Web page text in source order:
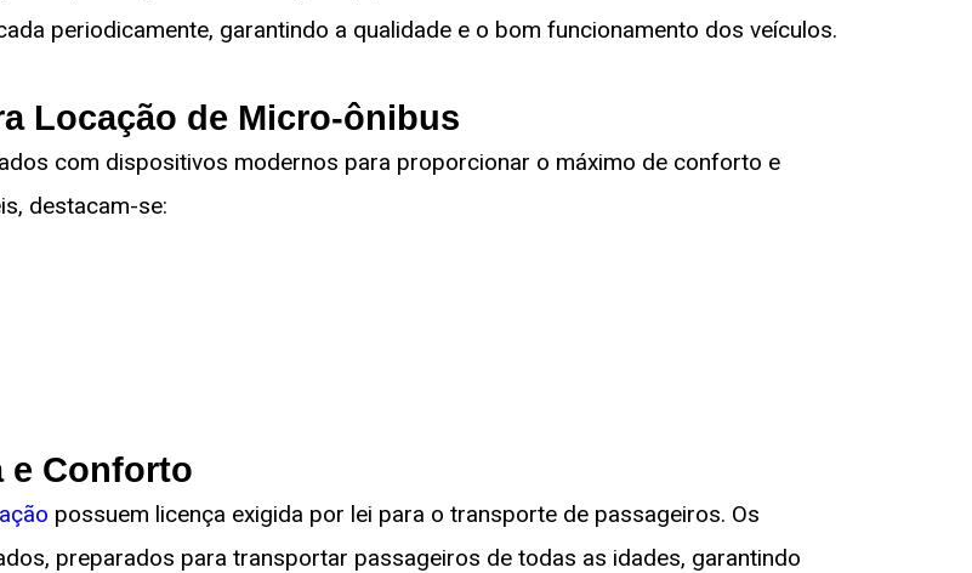
periodicamente, garantindo a qualidade e o bom funcionamento dos veículos.
Locação de Micro-ônibus
com dispositivos modernos para proporcionar o máximo de conforto e
destacam-se:
e Conforto
possuem licença exigida por lei para o transporte de passageiros. Os
preparados para transportar passageiros de todas as idades, garantindo